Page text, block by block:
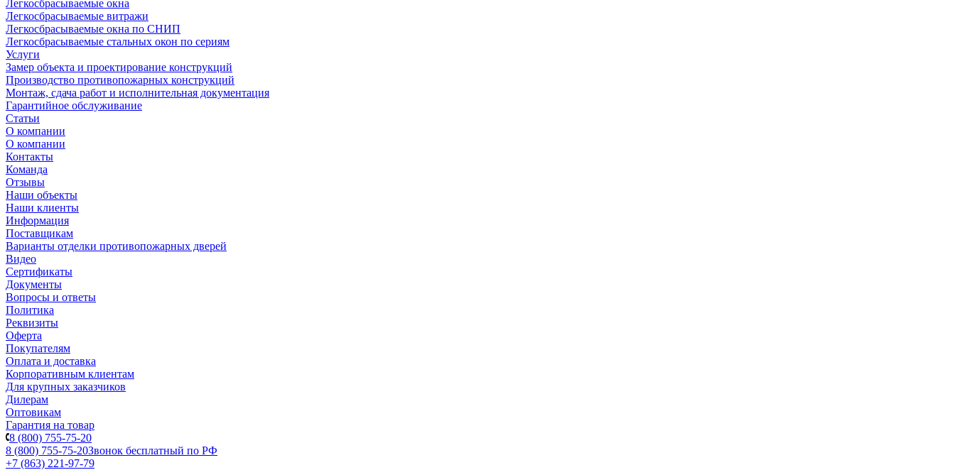
Легкосбрасываемые окна
Легкосбрасываемые витражи
Легкосбрасываемые окна по СНИП
Легкосбрасываемые стальных окон по сериям
Услуги
Замер объекта и проектирование конструкций
Производство противопожарных конструкций
Монтаж, сдача работ и исполнительная документация
Гарантийное обслуживание
Статьи
О компании
О компании
Контакты
Команда
Отзывы
Наши объекты
Наши клиенты
Информация
Поставщикам
Варианты отделки противопожарных дверей
Видео
Сертификаты
Документы
Вопросы и ответы
Политика
Реквизиты
Оферта
Покупателям
Оплата и доставка
Корпоративным клиентам
Для крупных заказчиков
Дилерам
Оптовикам
Гарантия на товар
8 (800) 755-75-20
8 (800) 755-75-20Звонок бесплатный по РФ
+7 (863) 221-97-79